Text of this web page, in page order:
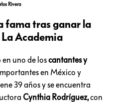
Rivera
fama tras ganar la
Academia
uno de loscantantes y
en México y
39 años y se encuentra
Cynthia Rodríguez,con